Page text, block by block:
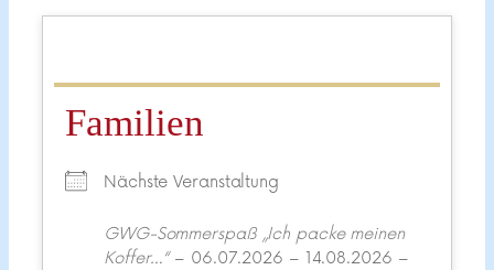
Familien
Nächste Veranstaltung
GWG-Sommerspaß „Ich packe meinen
Koffer…“– 06.07.2026 – 14.08.2026 –